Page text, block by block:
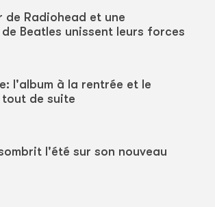
de Radiohead et une
Beatles unissent leurs forces
l'album à la rentrée et le
de suite
l'été sur son nouveau